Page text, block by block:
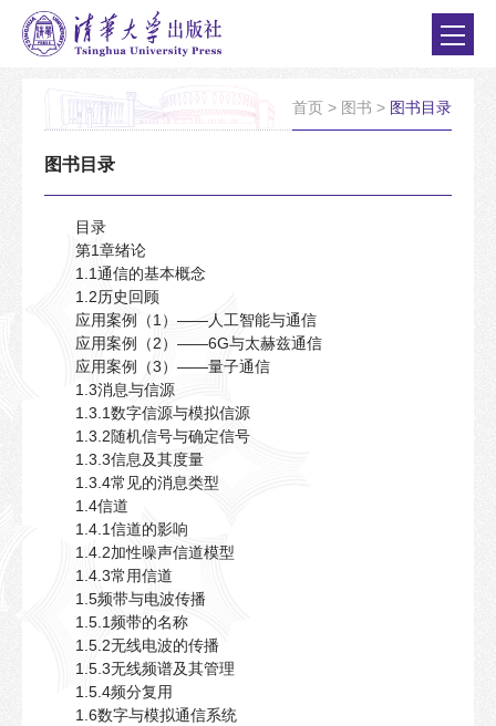
首页 > 图书 > 图书目录
图书目录
目录
第1章绪论
1.1通信的基本概念
1.2历史回顾
应用案例（1）——人工智能与通信
应用案例（2）——6G与太赫兹通信
应用案例（3）——量子通信
1.3消息与信源
1.3.1数字信源与模拟信源
1.3.2随机信号与确定信号
1.3.3信息及其度量
1.3.4常见的消息类型
1.4信道
1.4.1信道的影响
1.4.2加性噪声信道模型
1.4.3常用信道
1.5频带与电波传播
1.5.1频带的名称
1.5.2无线电波的传播
1.5.3无线频谱及其管理
1.5.4频分复用
1.6数字与模拟通信系统